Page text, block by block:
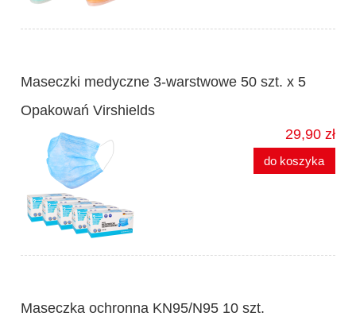
Maseczki medyczne 3-warstwowe 50 szt. x 5
Opakowań Virshields
29,90 zł
do koszyka
Maseczka ochronna KN95/N95 10 szt.